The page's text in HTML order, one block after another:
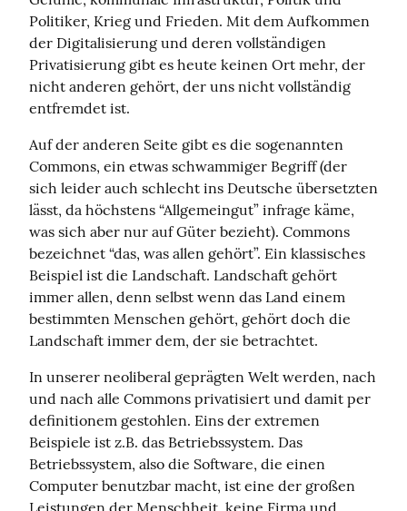
Politiker, Krieg und Frieden. Mit dem Aufkommen
der Digitalisierung und deren vollständigen
Privatisierung gibt es heute keinen Ort mehr, der
nicht anderen gehört, der uns nicht vollständig
entfremdet ist.
Auf der anderen Seite gibt es die sogenannten
Commons, ein etwas schwammiger Begriff (der
sich leider auch schlecht ins Deutsche übersetzten
lässt, da höchstens “Allgemeingut” infrage käme,
was sich aber nur auf Güter bezieht). Commons
bezeichnet “das, was allen gehört”. Ein klassisches
Beispiel ist die Landschaft. Landschaft gehört
immer allen, denn selbst wenn das Land einem
bestimmten Menschen gehört, gehört doch die
Landschaft immer dem, der sie betrachtet.
In unserer neoliberal geprägten Welt werden, nach
und nach alle Commons privatisiert und damit per
definitionem gestohlen. Eins der extremen
Beispiele ist z.B. das Betriebssystem. Das
Betriebssystem, also die Software, die einen
Computer benutzbar macht, ist eine der großen